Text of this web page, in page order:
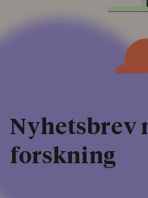
Nyhetsbrev
forskning